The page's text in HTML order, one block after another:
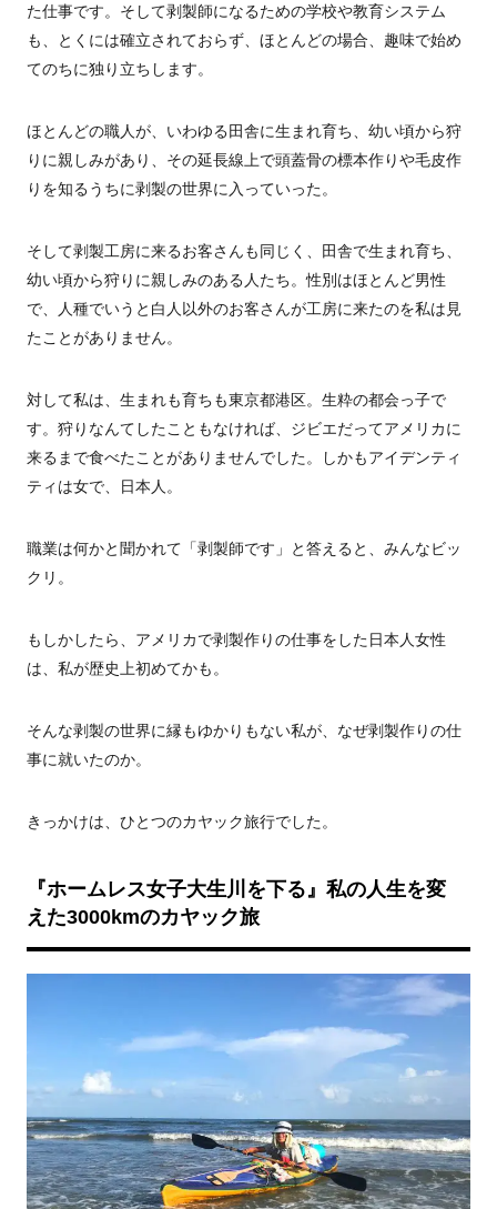
た仕事です。そして剥製師になるための学校や教育システム
も、とくには確立されておらず、ほとんどの場合、趣味で始め
てのちに独り立ちします。
ほとんどの職人が、いわゆる田舎に生まれ育ち、幼い頃から狩
りに親しみがあり、その延長線上で頭蓋骨の標本作りや毛皮作
りを知るうちに剥製の世界に入っていった。
そして剥製工房に来るお客さんも同じく、田舎で生まれ育ち、
幼い頃から狩りに親しみのある人たち。性別はほとんど男性
で、人種でいうと白人以外のお客さんが工房に来たのを私は見
たことがありません。
対して私は、生まれも育ちも東京都港区。生粋の都会っ子で
す。狩りなんてしたこともなければ、ジビエだってアメリカに
来るまで食べたことがありませんでした。しかもアイデンティ
ティは女で、日本人。
職業は何かと聞かれて「剥製師です」と答えると、みんなビッ
クリ。
もしかしたら、アメリカで剥製作りの仕事をした日本人女性
は、私が歴史上初めてかも。
そんな剥製の世界に縁もゆかりもない私が、なぜ剥製作りの仕
事に就いたのか。
きっかけは、ひとつのカヤック旅行でした。
『ホームレス女子大生川を下る』私の人生を変
えた3000kmのカヤック旅